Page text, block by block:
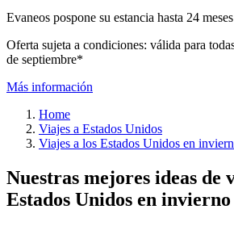
Evaneos pospone su estancia hasta 24 meses
Oferta sujeta a condiciones: válida para
de septiembre*
Más información
Home
Viajes a Estados Unidos
Viajes a los Estados Unidos en
Nuestras mejores ideas de
Estados Unidos en invierno